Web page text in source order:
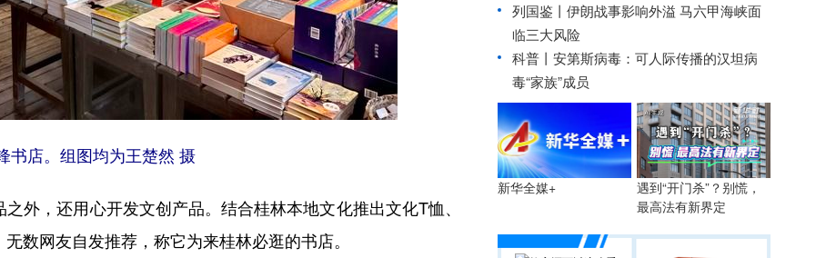
书店。组图均为王楚然 摄
，还用心开发文创产品。结合桂林本地文化推出文化T恤、
网友自发推荐，称它为来桂林必逛的书店。
列国鉴丨伊朗战事影响外溢 马六甲海峡面
临三大风险
科普丨安第斯病毒：可人际传播的汉坦病
毒“家族”成员
新华全媒+
遇到“开门杀”？别慌，
最高法有新界定